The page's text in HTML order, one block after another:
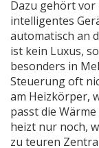
Dazu gehört vor
intelligentes
automatisch an
ist kein Luxus,
besonders in
Steuerung oft
am Heizkörper,
passt die
heizt nur noch,
zu teuren